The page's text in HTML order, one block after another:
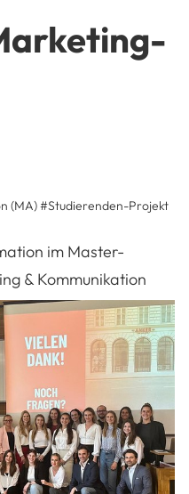
(MA)#Studierenden-Projekt
im Master-
& Kommunikation